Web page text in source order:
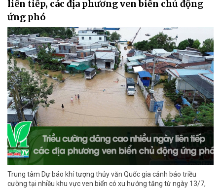
liên tiếp, các địa phương ven biển chủ động
ứng phó
Trung tâm Dự báo khí tượng thủy văn Quốc gia cảnh báo triều
cường tại nhiều khu vực ven biển có xu hướng tăng từ ngày 13/7,